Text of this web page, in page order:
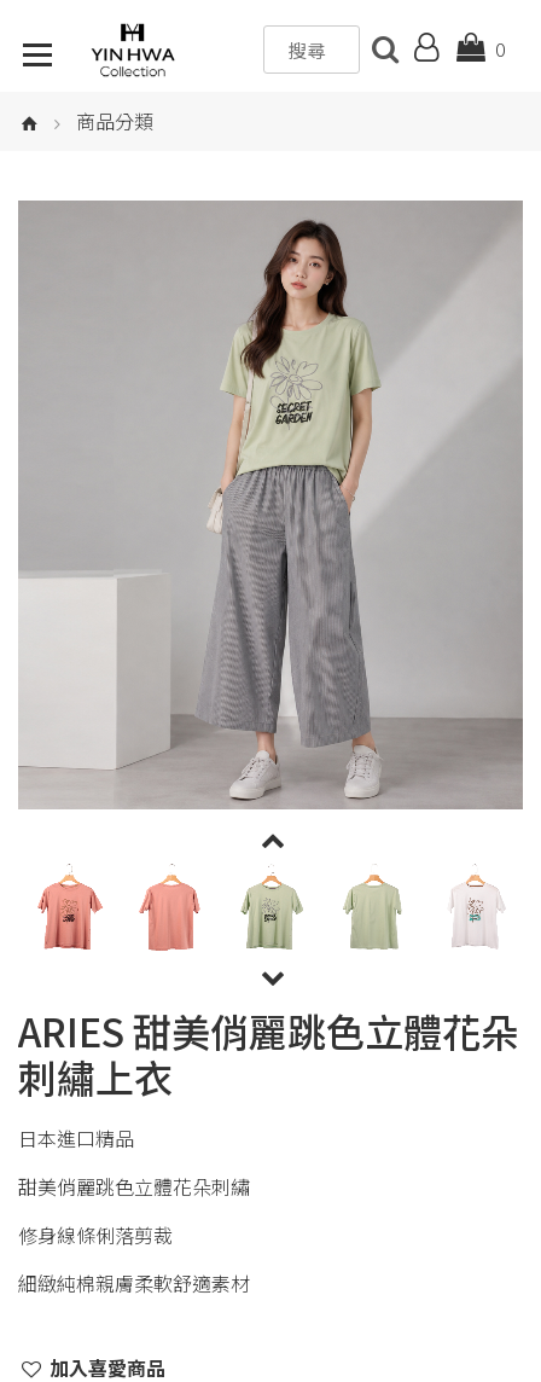
0
商品分類
ARIES 甜美俏麗跳色立體花朵
刺繡上衣
日本進口精品
甜美俏麗跳色立體花朵刺繡
修身線條俐落剪裁
細緻純棉親膚柔軟舒適素材
加入喜愛商品